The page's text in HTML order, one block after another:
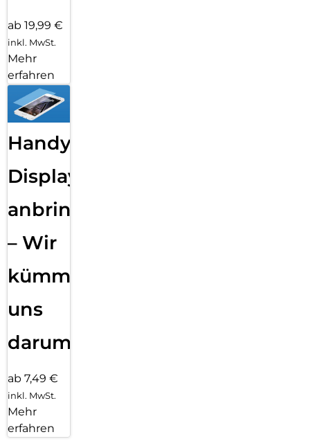
ab 19,99 €
inkl. MwSt.
Mehr
erfahren
Handy
Displayfolie
anbringen
– Wir
kümmern
uns
darum!
ab 7,49 €
inkl. MwSt.
Mehr
erfahren